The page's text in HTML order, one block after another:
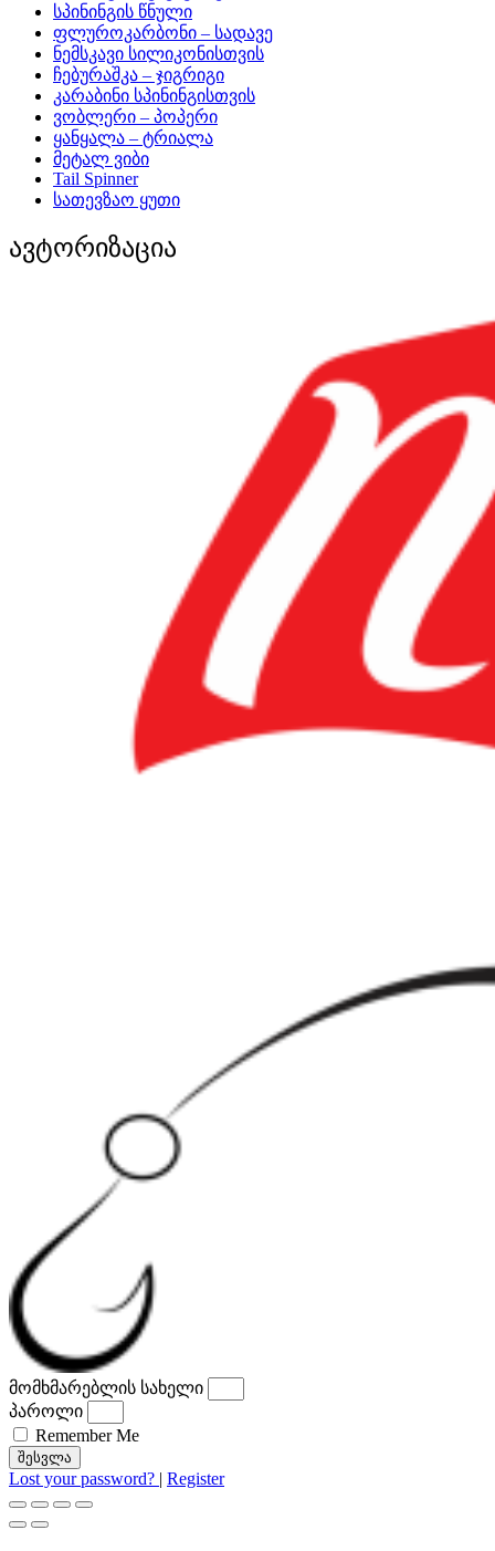
სპინინგის წნული
ფლუროკარბონი – სადავე
ნემსკავი სილიკონისთვის
ჩებურაშკა – ჯიგრიგი
კარაბინი სპინინგისთვის
ვობლერი – პოპერი
ყანყალა – ტრიალა
მეტალ ვიბი
Tail Spinner
სათევზაო ყუთი
ავტორიზაცია
მომხმარებლის სახელი
პაროლი
Remember Me
შესვლა
Lost your password? | Register